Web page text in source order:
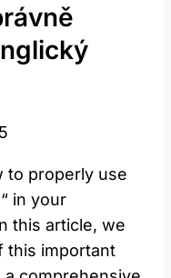
to properly use
in your
this article, we
this important